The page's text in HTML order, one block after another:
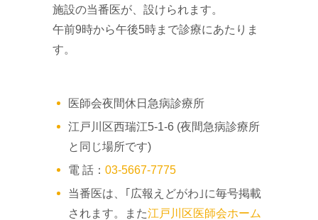
施設の当番医が、設けられます。
午前9時から午後5時まで診療にあたりま
す。
医師会夜間休日急病診療所
江戸川区西瑞江5-1-6 (夜間急病診療所
と同じ場所です)
電 話： 03-5667-7775
当番医は、｢広報えどがわ｣に毎号掲載
されます。また江戸川区医師会ホーム